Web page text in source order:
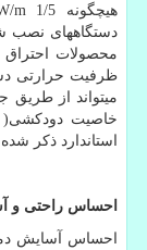
هیچگونه m 1/5
محصولات احتراق
ظرفیت حرارتی
میتواند از طریق
خاصیت دودکشی(
استاندارد ذكر
احساس راحتی و
احساس آسایش